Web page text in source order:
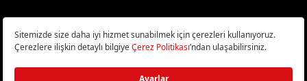
Türkiye
Bilişim ve Teknoloji Haberleri CHIP Online’da!